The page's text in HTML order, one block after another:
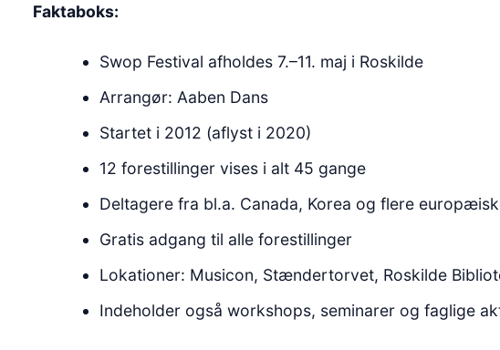
Faktaboks:
Swop Festival afholdes 7.–11. maj i Roskilde
Arrangør: Aaben Dans
Startet i 2012 (aflyst i 2020)
12 forestillinger vises i alt 45 gange
Deltagere fra bl.a. Canada, Korea og flere
Gratis adgang til alle forestillinger
Lokationer: Musicon, Stændertorvet, Roskilde
Indeholder også workshops, seminarer og faglige